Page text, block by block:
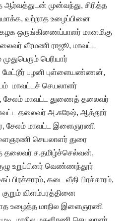
ஆர்வத்துடன் முன்வந்து, சிரித்த
வற்றாத உழைப்பினை
ஒருங்கிணைப்பாளர் மானமிகு
வீரமணி ராஜூ, மாவட்ட
பெரியார்
மேட்டூர் பழனி புள்ளையண்ணன்,
மாவட்டச் செயலாளர்
சேலம் மாவட்ட துணைத் தலைவர்
தலைவர் அ.சுரேஷ், ஆத்தூர்
சேலம் மாவட்ட இளைஞரணி
செயலாளர் துரை
தலைவர் ச.தமிழ்ச்செல்வன்,
உறுப்பினர் வெண்ணந்தூர்
பிரச்சாரம், கடை வீதி பிரச்சாரம்,
விளம்பரத்தினை
உழைத்த மாநில இளைஞரணி